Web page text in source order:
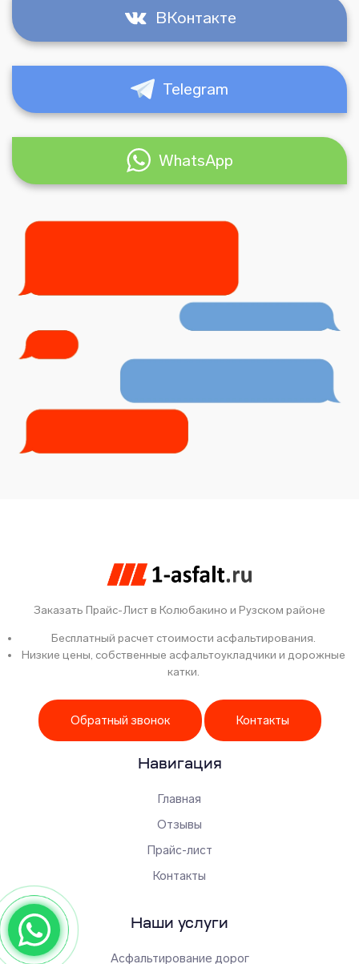
ВКонтакте
Telegram
WhatsApp
Заказать Прайс-Лист в Колюбакино и Рузском районе
Бесплатный расчет стоимости асфальтирования.
Низкие цены, собственные асфальтоукладчики и дорожные
катки.
Обратный звонок Контакты
Навигация
Главная
Отзывы
Прайс-лист
Контакты
Наши услуги
Асфальтирование дорог